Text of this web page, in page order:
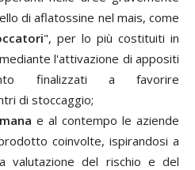
di aflatossine nel mais, come
", per lo più costituiti in
l'attivazione di appositi
finalizzati a favorire
di stoccaggio;
e al contempo le aziende
coinvolte, ispirandosi a
valutazione del rischio e del